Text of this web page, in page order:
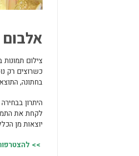
צילום
כשרוצים רק
בחתונה,
היתרון
לקחת את
יוצאות מן
>>